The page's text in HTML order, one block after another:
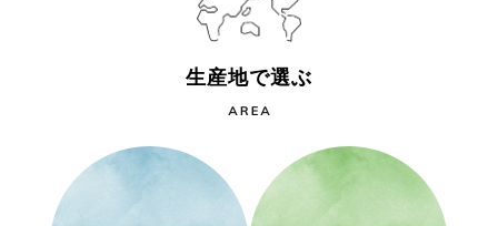
生産地で選ぶ